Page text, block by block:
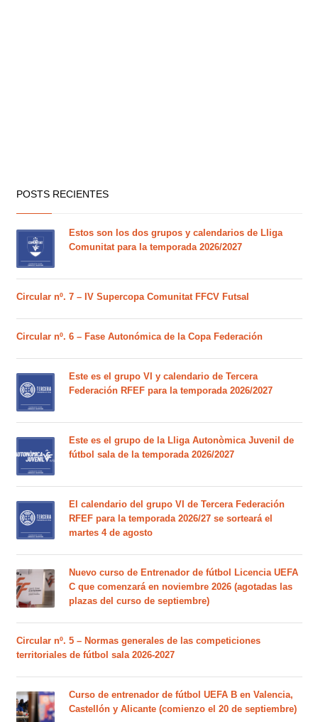
POSTS RECIENTES
Estos son los dos grupos y calendarios de Lliga
Comunitat para la temporada 2026/2027
Circular nº. 7 – IV Supercopa Comunitat FFCV Futsal
Circular nº. 6 – Fase Autonómica de la Copa Federación
Este es el grupo VI y calendario de Tercera
Federación RFEF para la temporada 2026/2027
Este es el grupo de la Lliga Autonòmica Juvenil de
fútbol sala de la temporada 2026/2027
El calendario del grupo VI de Tercera Federación
RFEF para la temporada 2026/27 se sorteará el
martes 4 de agosto
Nuevo curso de Entrenador de fútbol Licencia UEFA
C que comenzará en noviembre 2026 (agotadas las
plazas del curso de septiembre)
Circular nº. 5 – Normas generales de las competiciones
territoriales de fútbol sala 2026-2027
Curso de entrenador de fútbol UEFA B en Valencia,
Castellón y Alicante (comienzo el 20 de septiembre)